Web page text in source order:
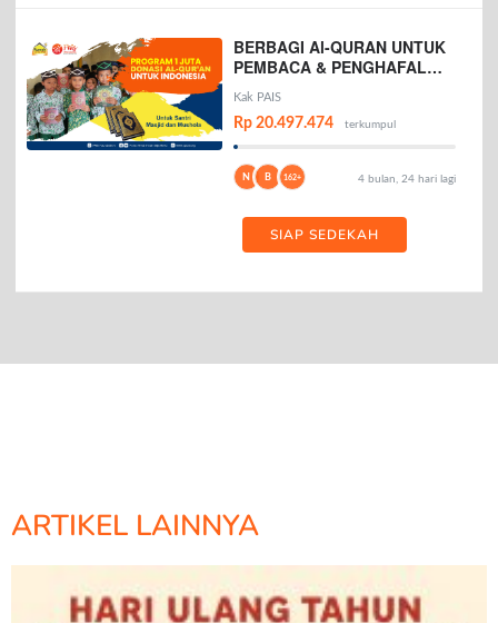
BERBAGI Al-QURAN UNTUK
PEMBACA & PENGHAFAL
AL-QURAN
Kak PAIS
Rp 20.497.474 terkumpul
N B 162+ 4 bulan, 24 hari lagi
SIAP SEDEKAH
ARTIKEL LAINNYA